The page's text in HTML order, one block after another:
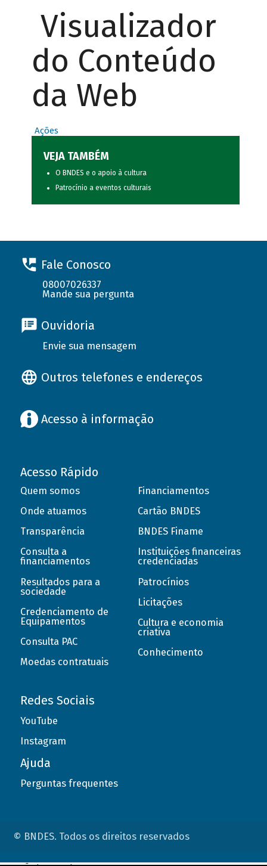
Visualizador
do Conteúdo
da Web
Ações
VEJA TAMBÉM
O BNDES e o apoio à cultura
Patrocínio a eventos culturais
Fale Conosco
08007026337
Mande sua pergunta
Ouvidoria
Envie sua mensagem
Outros telefones e endereços
Acesso à informação
Acesso Rápido
Quem somos
Onde atuamos
Transparência
Consulta a
financiamentos
Resultados para a
sociedade
Credenciamento de
Equipamentos
Consulta PAC
Moedas contratuais
Financiamentos
Cartão BNDES
BNDES Finame
Instituições financeiras
credenciadas
Patrocínios
Licitações
Cultura e economia
criativa
Conhecimento
Redes Sociais
YouTube
Instagram
Ajuda
Perguntas frequentes
© BNDES. Todos os direitos reservados